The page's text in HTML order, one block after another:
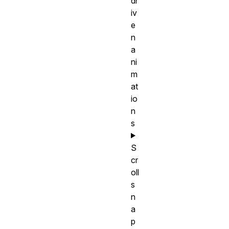
iv
e
n
a
ni
m
at
io
n
s
S
cr
oll
s
n
a
p